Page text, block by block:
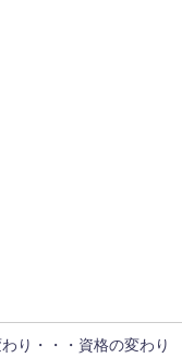
り・・・資格の変わり